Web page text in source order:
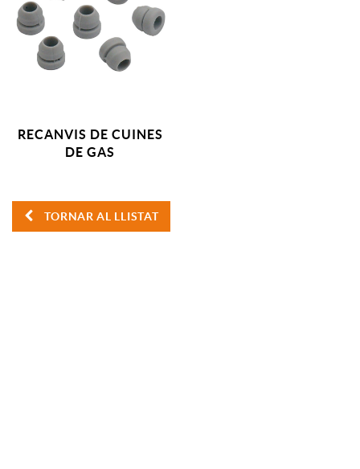
RECANVIS DE CUINES
DE GAS
TORNAR AL LLISTAT